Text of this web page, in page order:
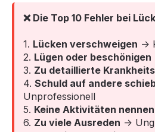
❌ Die Top 10 Fehler bei
1. Lücken verschweigen →
2. Lügen oder beschönigen
3. Zu detaillierte
4. Schuld auf andere
Unprofessionell
5. Keine Aktivitäten nennen
6. Zu viele Ausreden →